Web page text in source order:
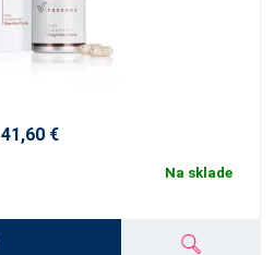
41,60 €
Na sklade